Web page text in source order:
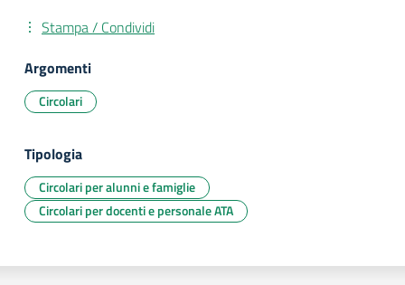
Stampa / Condividi
Argomenti
Circolari
Tipologia
Circolari per alunni e famiglie
Circolari per docenti e personale ATA